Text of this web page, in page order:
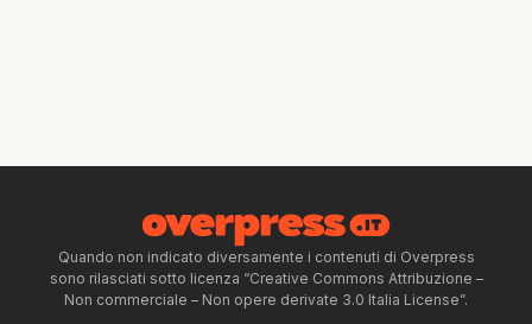
Quando non indicato diversamente i contenuti di Overpress
sono rilasciati sotto licenza “Creative Commons Attribuzione –
Non commerciale – Non opere derivate 3.0 Italia License”.